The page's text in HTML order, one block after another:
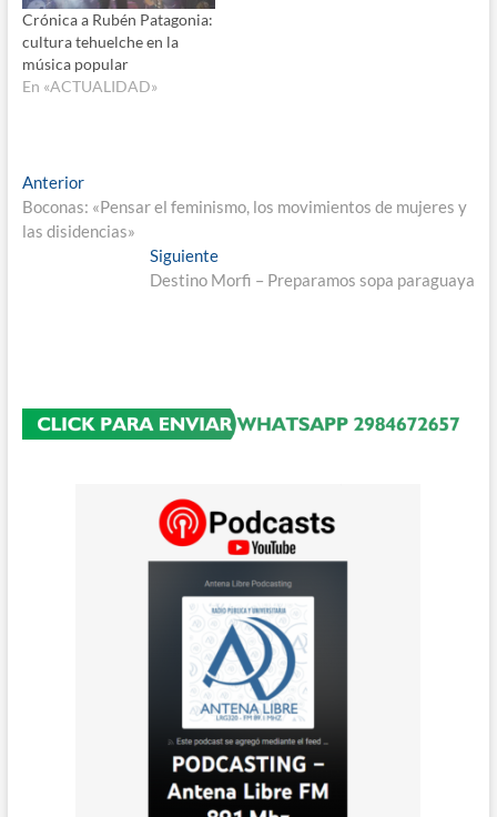
Crónica a Rubén Patagonia:
cultura tehuelche en la
música popular
En «ACTUALIDAD»
Navegación
de
AnteriorEntrada
anterior:
Boconas: «Pensar el feminismo, los movimientos de mujeres y
las disidencias»
SiguienteEntrada
siguiente:
Destino Morfi – Preparamos sopa paraguaya